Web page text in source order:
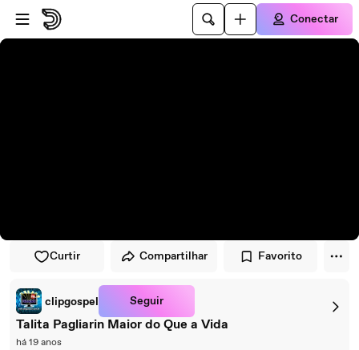
Pular para o player
Ir para o conteúdo principal
Conectar
Curtir Compartilhar Favorito
clipgospel Seguir
Talita Pagliarin Maior do Que a Vida
há 19 anos